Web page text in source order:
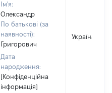
Ім'я:
Олександр
По батькові (за
наявності):
Григорович
Дата
народження:
[Конфіденційна
інформація]
Україна